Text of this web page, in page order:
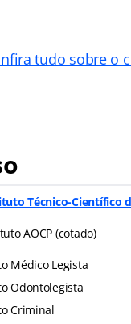
tudo sobre o
Técnico-Científico
AOCP (cotado)
Médico Legista
Odontolegista
Criminal